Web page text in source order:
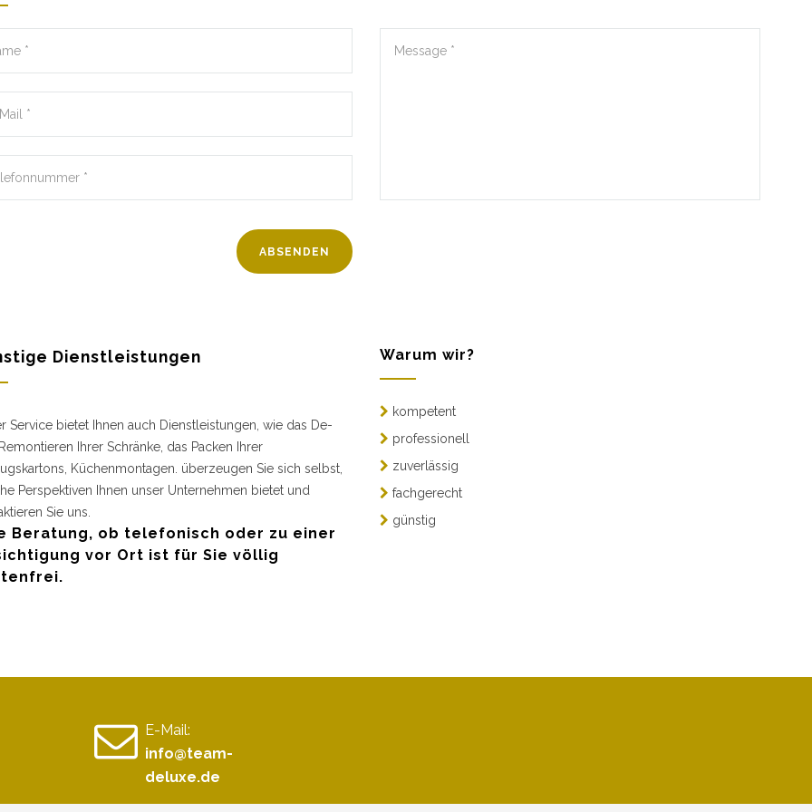
Dienstleistungen
Service bietet Ihnen auch Dienstleistungen, wie das De-
Ihrer Schränke, das Packen Ihrer
Küchenmontagen. überzeugen Sie sich selbst,
Perspektiven Ihnen unser Unternehmen bietet und
Sie uns.
Beratung, ob telefonisch oder zu einer
vor Ort ist für Sie völlig
Warum wir?
kompetent
professionell
zuverlässig
fachgerecht
günstig
E-Mail:
info@team-
deluxe.de